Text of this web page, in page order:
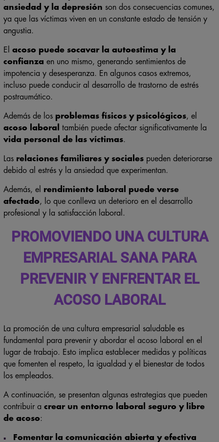
ansiedad y la depresión son dos consecuencias comunes,
ya que las víctimas viven en un constante estado de tensión y
angustia.
El acoso puede socavar la autoestima y la
confianza en uno mismo, generando sentimientos de
impotencia y desesperanza. En algunos casos extremos,
incluso puede conducir al desarrollo de trastorno de estrés
postraumático.
Además de los problemas físicos y psicológicos, el
acoso laboral
también puede afectar significativamente la
vida personal de las víctimas.
Las relaciones familiares y socialespueden deteriorarse
debido al estrés y la ansiedad que experimentan.
Además, el rendimiento laboral puede verse
afectado, lo que conlleva un deterioro en el desarrollo
profesional y la satisfacción laboral.
PROMOVIENDO UNA CULTURA
EMPRESARIAL SANA PARA
PREVENIR Y ENFRENTAR EL
ACOSO LABORAL
La promoción de una cultura empresarial saludable es
fundamental para prevenir y abordar el acoso laboral en el
lugar de trabajo. Esto implica establecer medidas y políticas
que fomenten el respeto, la igualdad y el bienestar de todos
los empleados.
A continuación, se presentan algunas estrategias que pueden
contribuir a crear un entorno laboral seguro y libre
de acoso:
Fomentar la comunicación abierta y efectiva